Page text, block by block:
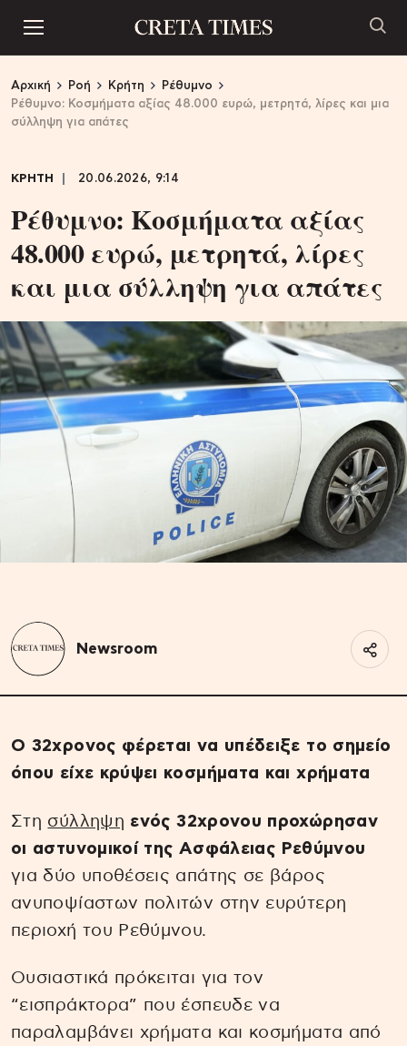
Αρχική Ροή Κρήτη
Ρέθυμνο
Ρέθυμνο: Κοσμήματα αξίας 48.000 ευρώ, μετρητά, λίρες και μια
σύλληψη για απάτες
ΚΡΗΤΗ 20.06.2026, 9:14
Ρέθυμνο: Κοσμήματα αξίας
48.000 ευρώ, μετρητά, λίρες
και μια σύλληψη για απάτες
Newsroom
O 32xρονος φέρεται να υπέδειξε το σημείο
όπου είχε κρύψει κοσμήματα και χρήματα
Στη σύλληψη ενός 32χρονου προχώρησαν
οι αστυνομικοί της Ασφάλειας Ρεθύμνου
για δύο υποθέσεις απάτης σε βάρος
ανυποψίαστων πολιτών στην ευρύτερη
περιοχή του Ρεθύμνου.
Ουσιαστικά πρόκειται για τον
“εισπράκτορα” που έσπευδε να
παραλαμβάνει χρήματα και κοσμήματα από